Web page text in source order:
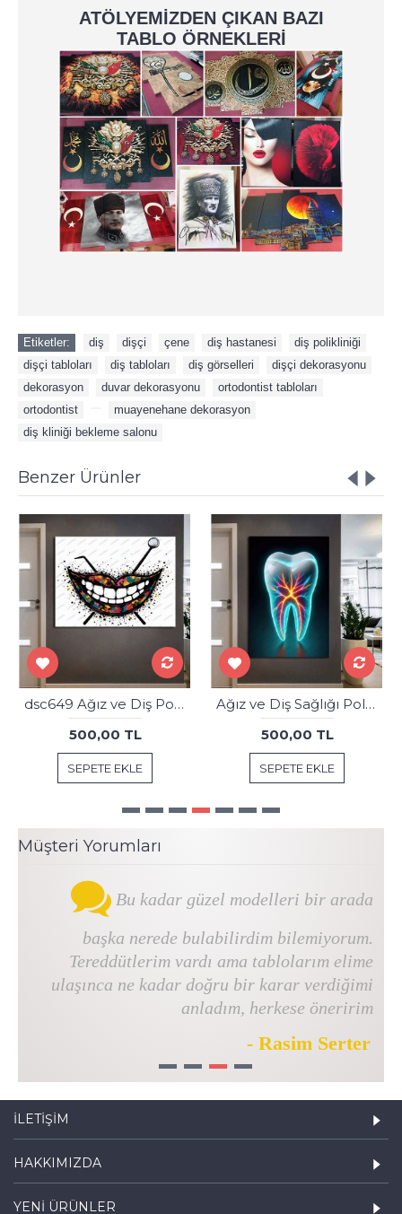
ATÖLYEMİZDEN ÇIKAN BAZI
TABLO ÖRNEKLERİ
Etiketler: diş dişçi çene diş hastanesi diş polikliniği
dişçi tabloları
diş tabloları diş görselleri dişçi dekorasyonu
dekorasyon
duvar dekorasyonu ortodontist tabloları
ortodontist
muayenehane dekorasyon
diş kliniği bekleme salonu
Benzer Ürünler
dsc649 Ağız ve Diş Polikliniği, Dişçi Tabloları, Diş Hekimi, Tablo
500,00 TL
SEPETE EKLE
Ağız ve Diş Sağlığı Polikliniği Tabloları Dekoratif Diş, Dekoratif Dişçi, Dişçi Dekorasyonu dsc568
500,00 TL
SEPETE EKLE
Müşteri Yorumları
Bu kadar güzel modelleri bir arada
başka nerede bulabilirdim bilemiyorum.
Tereddütlerim vardı ama tablolarım elime
ulaşınca ne kadar doğru bir karar verdiğimi
anladım, herkese öneririm
- Rasim Serter
1 2 3 4
İLETIŞIM
HAKKIMIZDA
YENI ÜRÜNLER